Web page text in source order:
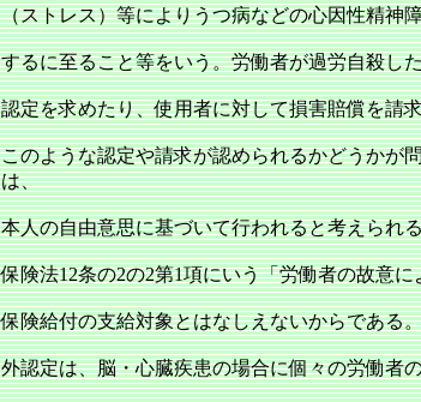
（ストレス）等によりうつ病などの心因性精神
するに至ること等をいう。労働者が過労自殺し
認定を求めたり、使用者に対して損害賠償を請
このような認定や請求が認められるかどうかが
は、
本人の自由意思に基づいて行われると考えられ
保険法12条の2の2第1項にいう「労働者の故意
保険給付の支給対象とはなしえないからである
外認定は、脳・心臓疾患の場合に個々の労働者